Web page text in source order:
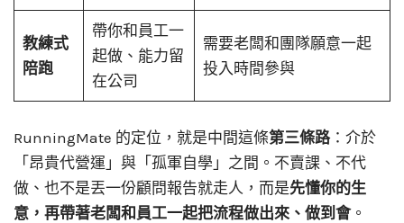
教練式
陪跑
帶你和員工一
起做、能力留
在公司
需要老闆和團隊願意一起
投入時間參與
RunningMate 的定位，就是中間這條第三條路：介於
「昂貴代營運」與「孤軍自學」之間。不賣課、不代
做、也不是丟一份顧問報告就走人，而是先懂你的生
意，再帶著老闆和員工一起把流程做出來、做到會。